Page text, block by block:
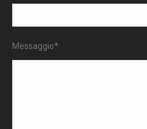
Messaggio*